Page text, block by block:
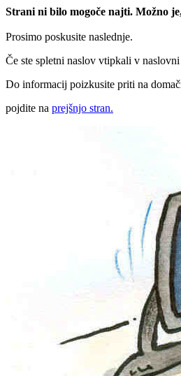
Strani ni bilo mogoče najti. Možno
Prosimo poskusite naslednje.
Če ste spletni naslov vtipkali v
Do informacij poizkusite priti na
pojdite na prejšnjo stran.